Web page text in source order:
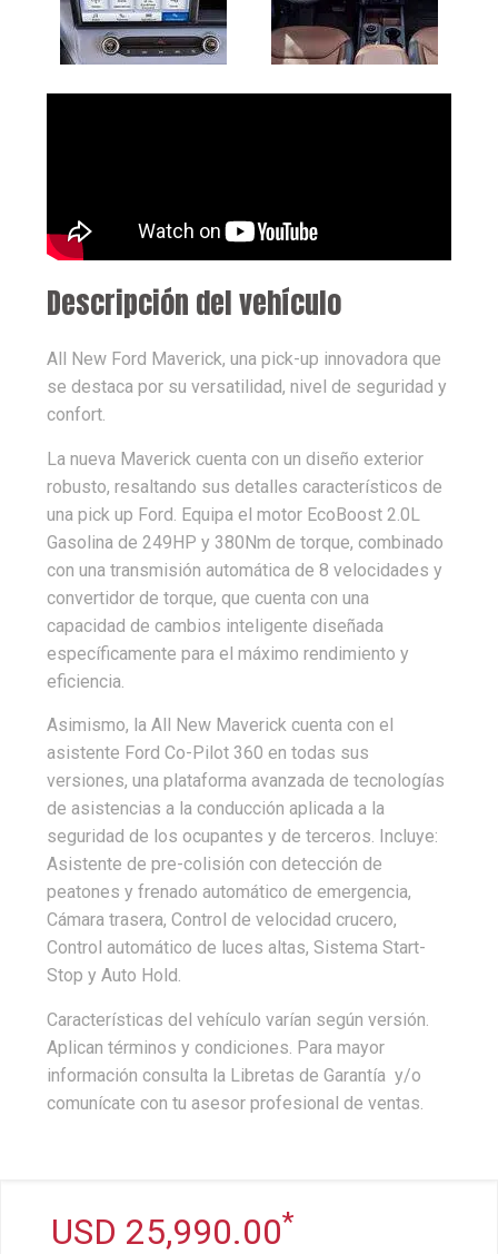
Descripción del vehículo
All New Ford Maverick, una pick-up innovadora que
se destaca por su versatilidad, nivel de seguridad y
confort.
La nueva Maverick cuenta con un diseño exterior
robusto, resaltando sus detalles característicos de
una pick up Ford. Equipa el motor EcoBoost 2.0L
Gasolina de 249HP y 380Nm de torque, combinado
con una transmisión automática de 8 velocidades y
convertidor de torque, que cuenta con una
capacidad de cambios inteligente diseñada
específicamente para el máximo rendimiento y
eficiencia.
Asimismo, la All New Maverick cuenta con el
asistente Ford Co-Pilot 360 en todas sus
versiones, una plataforma avanzada de tecnologías
de asistencias a la conducción aplicada a la
seguridad de los ocupantes y de terceros. Incluye:
Asistente de pre-colisión con detección de
peatones y frenado automático de emergencia,
Cámara trasera, Control de velocidad crucero,
Control automático de luces altas, Sistema Start-
Stop y Auto Hold.
Características del vehículo varían según versión.
Aplican términos y condiciones. Para mayor
información consulta la Libretas de Garantía y/o
comunícate con tu asesor profesional de ventas.
USD 25,990.00*